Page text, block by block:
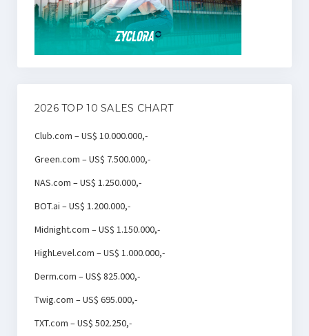
2026 TOP 10 SALES CHART
Club.com – US$ 10.000.000,-
Green.com – US$ 7.500.000,-
NAS.com – US$ 1.250.000,-
BOT.ai – US$ 1.200.000,-
Midnight.com – US$ 1.150.000,-
HighLevel.com – US$ 1.000.000,-
Derm.com – US$ 825.000,-
Twig.com – US$ 695.000,-
TXT.com – US$ 502.250,-